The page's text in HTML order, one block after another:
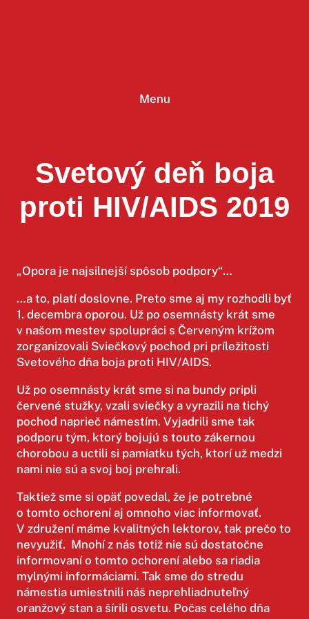
Menu
Svetový deň boja
proti HIV/AIDS 2019
„Opora je najsilnejší spôsob podpory“…
…a to, platí doslovne. Preto sme aj my rozhodli byť
1. decembra oporou. Už po osemnásty krát sme
v našom mestev spolupráci s Červeným krížom
zorganizovali Sviečkový pochod pri príležitosti
Svetového dňa boja proti HIV/AIDS.
Už po osemnásty krát sme si na bundy pripli
červené stužky, vzali sviečky a vyrazili na tichý
pochod naprieč námestím. Vyjadrili sme tak
podporu tým, ktorý bojujú s touto zákernou
chorobou a uctili si pamiatku tých, ktorí už medzi
nami nie sú a svoj boj prehrali.
Taktiež sme si opäť povedal, že je potrebné
o tomto ochorení aj omnoho viac informovať.
V združení máme kvalitných lektorov, tak prečo to
nevyužiť. Mnohí z nás totiž nie sú dostatočne
informovaní o tomto ochorení alebo sa riadia
mylnými informáciami. Tak sme do stredu
námestia umiestnili náš neprehliadnuteľný
oranžový stan a šírili osvetu. Počas celého dňa